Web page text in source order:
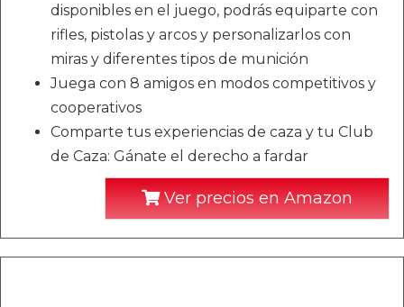
disponibles en el juego, podrás equiparte con
rifles, pistolas y arcos y personalizarlos con
miras y diferentes tipos de munición
Juega con 8 amigos en modos competitivos y
cooperativos
Comparte tus experiencias de caza y tu Club
de Caza: Gánate el derecho a fardar
Ver precios en Amazon